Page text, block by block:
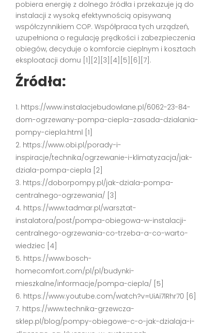
pobiera energię z dolnego źródła i przekazuje ją do
instalacji z wysoką efektywnością opisywaną
współczynnikiem COP. Współpraca tych urządzeń,
uzupełniona o regulację prędkości i zabezpieczenia
obiegów, decyduje o komforcie cieplnym i kosztach
eksploatacji domu [1][2][3][4][5][6][7].
Źródła:
https://www.instalacjebudowlane.pl/6062-23-84-
dom-ogrzewany-pompa-ciepla–zasada-dzialania-
pompy-ciepla.html [1]
https://www.obi.pl/porady-i-
inspiracje/technika/ogrzewanie-i-klimatyzacja/jak-
dziala-pompa-ciepla [2]
https://doborpompy.pl/jak-dziala-pompa-
centralnego-ogrzewania/ [3]
https://www.tadmar.pl/warsztat-
instalatora/post/pompa-obiegowa-w-instalacji-
centralnego-ogrzewania-co-trzeba-a-co-warto-
wiedziec [4]
https://www.bosch-
homecomfort.com/pl/pl/budynki-
mieszkalne/informacje/pompa-ciepla/ [5]
https://www.youtube.com/watch?v=UiAi7lRhr70 [6]
https://www.technika-grzewcza-
sklep.pl/blog/pompy-obiegowe-c-o-jak-dzialaja-i-